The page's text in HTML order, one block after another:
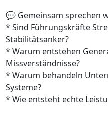
💬 Gemeinsam sprechen
* Sind Führungskräfte
Stabilitätsanker?
* Warum entstehen
Missverständnisse?
* Warum behandeln
Systeme?
* Wie entsteht echte